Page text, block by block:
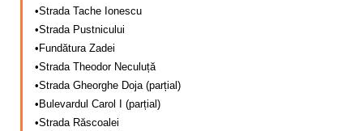
•Strada Tache Ionescu
•Strada Pustnicului
•Fundătura Zadei
•Strada Theodor Neculuță
•Strada Gheorghe Doja (parțial)
•Bulevardul Carol I (parțial)
•Strada Răscoalei